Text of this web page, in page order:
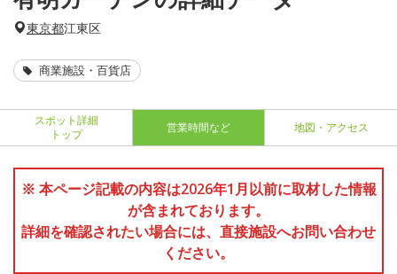
東京都江東区
商業施設・百貨店
スポット詳細
トップ
営業時間など 地図・アクセス
※ 本ページ記載の内容は2026年1月以前に取材した情報
が含まれております。
詳細を確認されたい場合には、直接施設へお問い合わせ
ください。